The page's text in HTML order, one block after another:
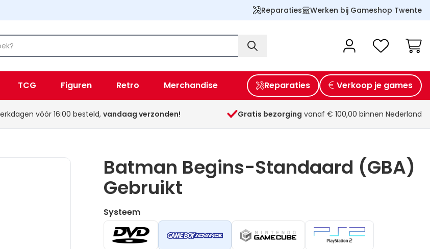
Reparaties Werken bij Gameshop Twente
TCG Figuren Retro Merchandise Reparaties Verkoop je games
vóór 16:00 besteld, vandaag verzonden! Gratis bezorging vanaf € 100,00 binnen Nederland
Batman Begins-Standaard (GBA)
Gebruikt
Systeem